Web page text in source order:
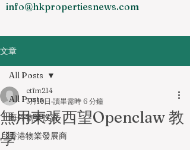
info@hkpropertiesnews.com
文章
All Posts
海外物業投資
香港物業發展商
All Posts
無用東張西望Openclaw 教
學
ctfm214
3月10日 讀畢需時 6 分鐘